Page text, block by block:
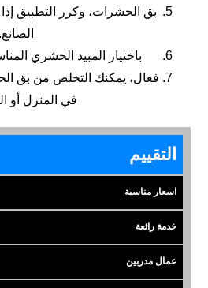
بق الحشرات، وكرر التطبيق
الصانع.
باختيار المبيد الحشري
فعال، يمكنك التخلص من بق
في المنزل أو
التقييم
اسعار مناسبة
خدمة رائعة
عمال مدربين